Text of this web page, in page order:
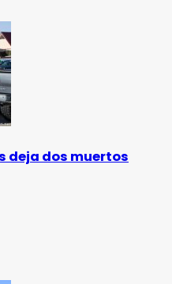
deja dos muertos